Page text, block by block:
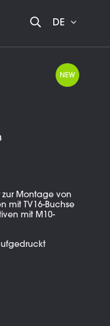
DE
NEW
Montage von
mit TV16-Buchse
mit M10-